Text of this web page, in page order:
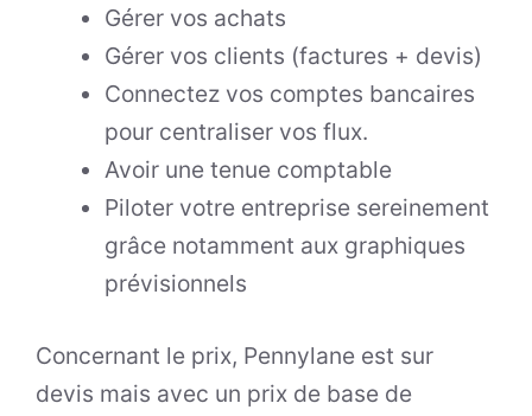
Gérer vos achats
Gérer vos clients (factures + devis)
Connectez vos comptes bancaires
pour centraliser vos flux.
Avoir une tenue comptable
Piloter votre entreprise sereinement
grâce notamment aux graphiques
prévisionnels
Concernant le prix, Pennylane est sur
devis mais avec un prix de base de